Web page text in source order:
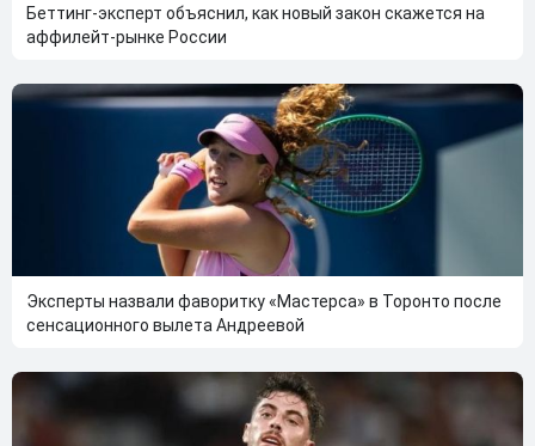
Беттинг-эксперт объяснил, как новый закон скажется на
аффилейт-рынке России
Эксперты назвали фаворитку «Мастерса» в Торонто после
сенсационного вылета Андреевой